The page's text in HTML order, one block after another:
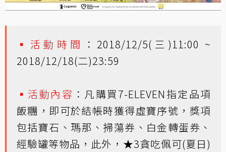
▪活動時間 ：2018/12/5(三)11:00 ~
2018/12/18(二)23:59
▪活動內容 ：凡購買7-ELEVEN指定品項
飯糰，即可於結帳時獲得虛寶序號，獎項
包括寶石、瑪那、掃蕩券、白金轉蛋券、
經驗罐等物品，此外，★3貪吃佩可(夏日)